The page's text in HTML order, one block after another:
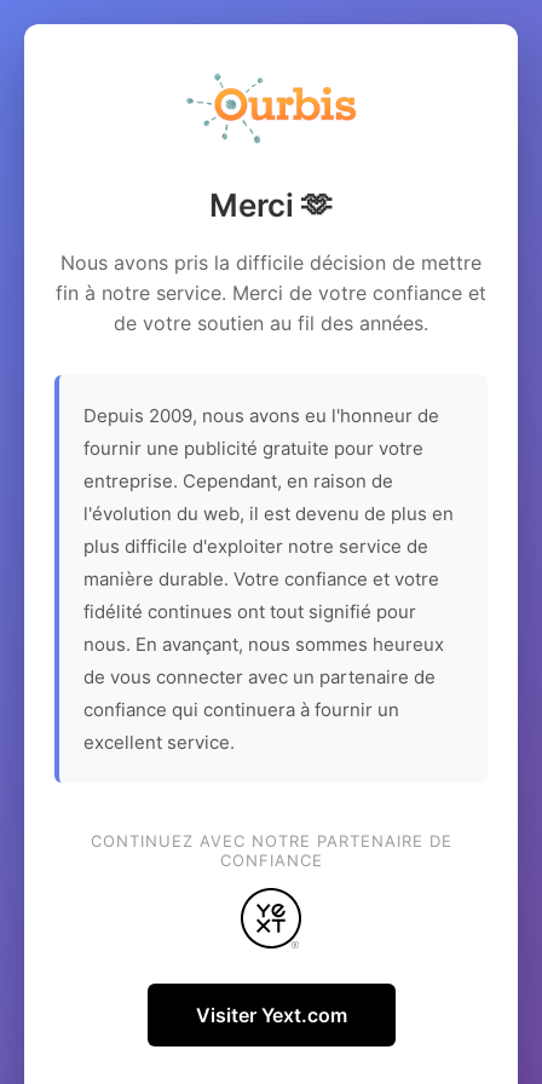
Merci 🫶
Nous avons pris la difficile décision de mettre
fin à notre service. Merci de votre confiance et
de votre soutien au fil des années.
Depuis 2009, nous avons eu l'honneur de
fournir une publicité gratuite pour votre
entreprise. Cependant, en raison de
l'évolution du web, il est devenu de plus en
plus difficile d'exploiter notre service de
manière durable. Votre confiance et votre
fidélité continues ont tout signifié pour
nous. En avançant, nous sommes heureux
de vous connecter avec un partenaire de
confiance qui continuera à fournir un
excellent service.
CONTINUEZ AVEC NOTRE PARTENAIRE DE
CONFIANCE
Visiter Yext.com